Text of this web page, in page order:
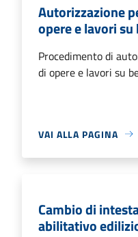
Autorizzazione
opere e lavori
Procedimento di
di opere e lavori su
VAI ALLA PAGINA
Cambio di
abilitativo